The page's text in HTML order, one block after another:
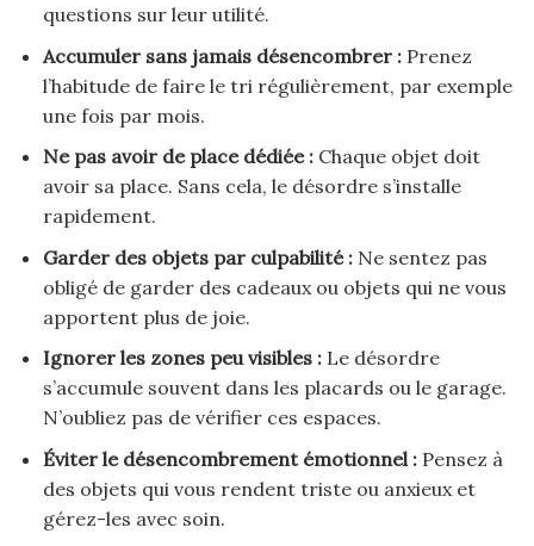
questions sur leur utilité.
Accumuler sans jamais désencombrer :Prenez
l’habitude de faire le tri régulièrement, par exemple
une fois par mois.
Ne pas avoir de place dédiée :Chaque objet doit
avoir sa place. Sans cela, le désordre s’installe
rapidement.
Garder des objets par culpabilité :Ne sentez pas
obligé de garder des cadeaux ou objets qui ne vous
apportent plus de joie.
Ignorer les zones peu visibles :Le désordre
s’accumule souvent dans les placards ou le garage.
N’oubliez pas de vérifier ces espaces.
Éviter le désencombrement émotionnel :Pensez à
des objets qui vous rendent triste ou anxieux et
gérez-les avec soin.